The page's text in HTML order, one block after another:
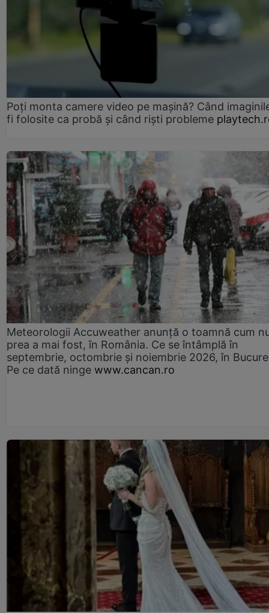
Poți monta camere video pe mașină? Când
fi folosite ca probă și când riști probleme
Meteorologii Accuweather anunță o toamnă cum
prea a mai fost, în România. Ce se întâmplă în
septembrie, octombrie și noiembrie 2026, în
Pe ce dată ninge www.cancan.ro